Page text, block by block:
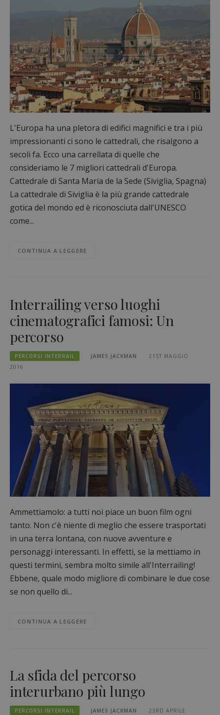
L'Europa ha una pletora di edifici magnifici e tra i più
impressionanti ci sono le cattedrali, che risalgono a
secoli fa. Ecco una carrellata di quelle che
consideriamo le 7 migliori cattedrali d'Europa.
Cattedrale di Santa Maria de la Sede (Siviglia, Spagna)
La cattedrale di Siviglia è la più grande cattedrale
gotica del mondo ed è riconosciuta dall'UNESCO
come...
CONTINUA A LEGGERE
Interrailing verso luoghi
cinematografici famosi: Un
percorso
PERCORSI INTERRAIL JAMES JACKMAN
21ST MAGGIO
2016
Ammettiamolo: a tutti noi piace un buon film ogni
tanto. Non c'è niente di meglio che essere trasportati
in una terra lontana, con nuove avventure e
personaggi interessanti. In effetti, se la mettiamo in
questi termini, sembra molto simile all'Interrailing!
Ebbene, quale modo migliore di combinare le due cose
se non quello di...
CONTINUA A LEGGERE
La sfida del percorso
interurbano più lungo
PERCORSI INTERRAIL JAMES JACKMAN
23RD APRILE